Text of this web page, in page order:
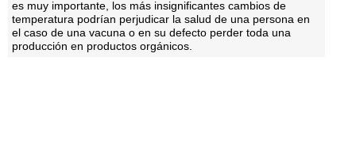
es muy importante, los más insignificantes cambios de
temperatura podrían perjudicar la salud de una persona en
el caso de una vacuna o en su defecto perder toda una
producción en productos orgánicos.